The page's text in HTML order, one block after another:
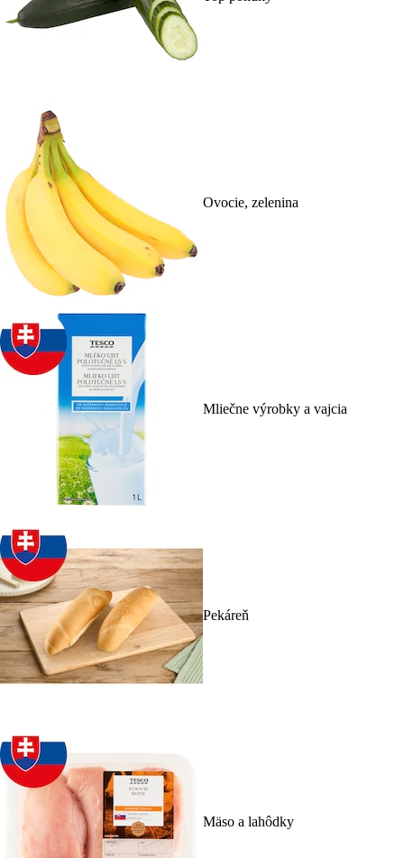
Ovocie, zelenina
Mliečne výrobky a vajcia
Pekáreň
Mäso a lahôdky